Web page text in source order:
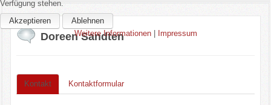
Verein
Kinderschutz
Events
Doreen Sandten
Kontakt Kontaktformular
Verfügung stehen.
Akzeptieren
Ablehnen
Weitere Informationen| Impressum